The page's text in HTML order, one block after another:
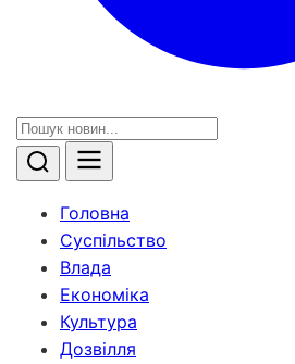
Головна
Суспільство
Влада
Економіка
Культура
Дозвілля